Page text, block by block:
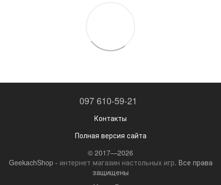
097 610-59-21
Контакты
Полная версия сайта
© 2017—2026
GeekachShop - интернет магазин настольных игр. Все права
защищены